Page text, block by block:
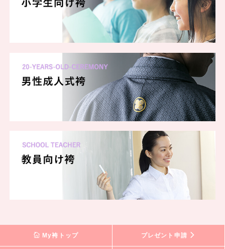
My袴トップ プレゼント申請